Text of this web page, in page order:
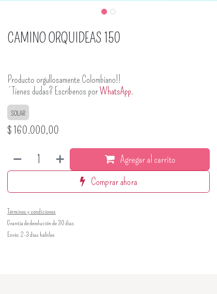
CAMINO ORQUIDEAS 150
Producto orgullosamente Colombiano!!
¿Tienes dudas? Escríbenos porWhatsApp.
SOLAR
$ 160.000,00
Agregar al carrito
Comprar ahora
Términos y condiciones
Grantía de devolución de 30 días
Envío: 2-3 días hábiles